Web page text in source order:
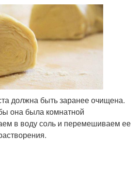
должна быть заранее очищена.
она была комнатной
в воду соль и перемешиваем ее